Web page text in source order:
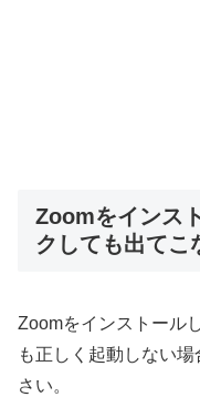
Zoomをインス
クしても出てこ
Zoomをインストール
も正しく起動しない
さい。